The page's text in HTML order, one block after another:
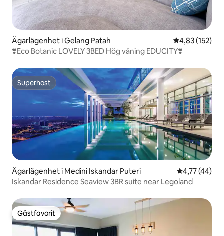
Ägarlägenhet i Gelang Patah 4,83 av 5 i
4,83 (152)
❣️Eco Botanic LOVELY 3BED Hög våning EDUCITY❣️
Superhost
Superhost
Ägarlägenhet i Medini Iskandar Puteri 4,77 av 5 i
4,77 (44)
Iskandar Residence Seaview 3BR suite near Legoland
Gästfavorit
Gästfavorit